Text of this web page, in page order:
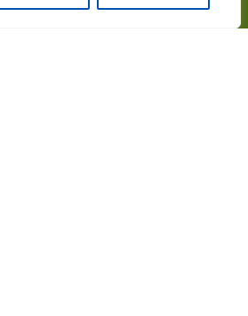
برامج الطيران